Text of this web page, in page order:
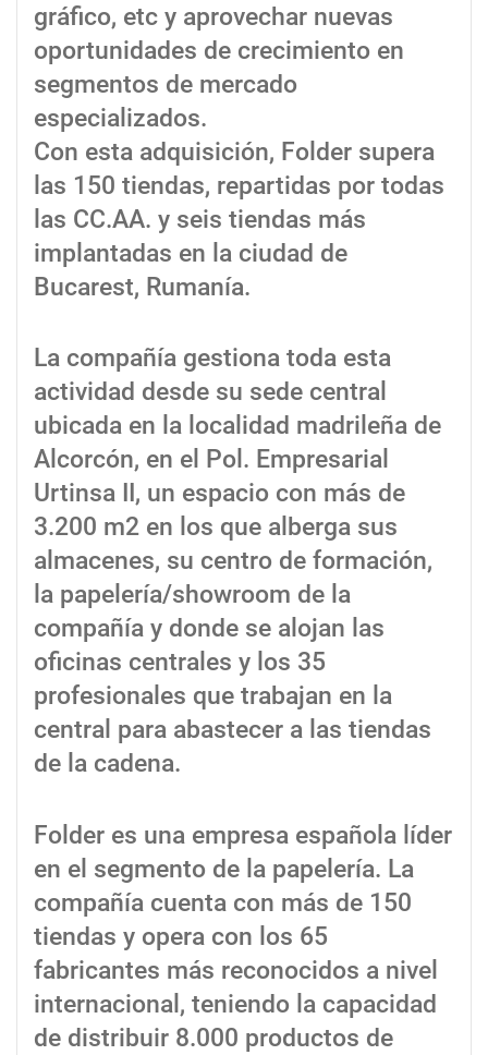
gráfico, etc y aprovechar nuevas
oportunidades de crecimiento en
segmentos de mercado
especializados.
Con esta adquisición, Folder supera
las 150 tiendas, repartidas por todas
las CC.AA. y seis tiendas más
implantadas en la ciudad de
Bucarest, Rumanía.
La compañía gestiona toda esta
actividad desde su sede central
ubicada en la localidad madrileña de
Alcorcón, en el Pol. Empresarial
Urtinsa II, un espacio con más de
3.200 m2 en los que alberga sus
almacenes, su centro de formación,
la papelería/showroom de la
compañía y donde se alojan las
oficinas centrales y los 35
profesionales que trabajan en la
central para abastecer a las tiendas
de la cadena.
Folder es una empresa española líder
en el segmento de la papelería. La
compañía cuenta con más de 150
tiendas y opera con los 65
fabricantes más reconocidos a nivel
internacional, teniendo la capacidad
de distribuir 8.000 productos de